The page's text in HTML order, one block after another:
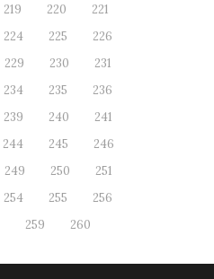
219 220
221
224 225
226
229 230
231
234 235
236
239 240
241
244 245
246
249 250
251
254 255
256
259 260